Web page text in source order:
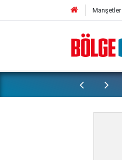
Manşetler
yapılan gizli planları deşifre etti!